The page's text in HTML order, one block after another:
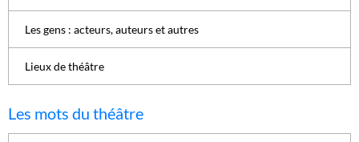
Les gens : acteurs, auteurs et autres
Lieux de théâtre
Les mots du théâtre